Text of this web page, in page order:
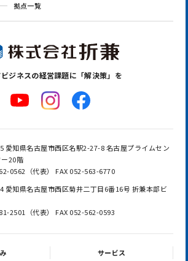
拠点一覧
ジネスの経営課題に「解決策」を
愛知県名古屋市西区名駅2-27-8 名古屋プライムセン
ー20階
0562（代表） FAX 052-563-6770
愛知県名古屋市西区菊井二丁目6番16号 折兼本部ビ
2501（代表） FAX 052-562-0593
サービス